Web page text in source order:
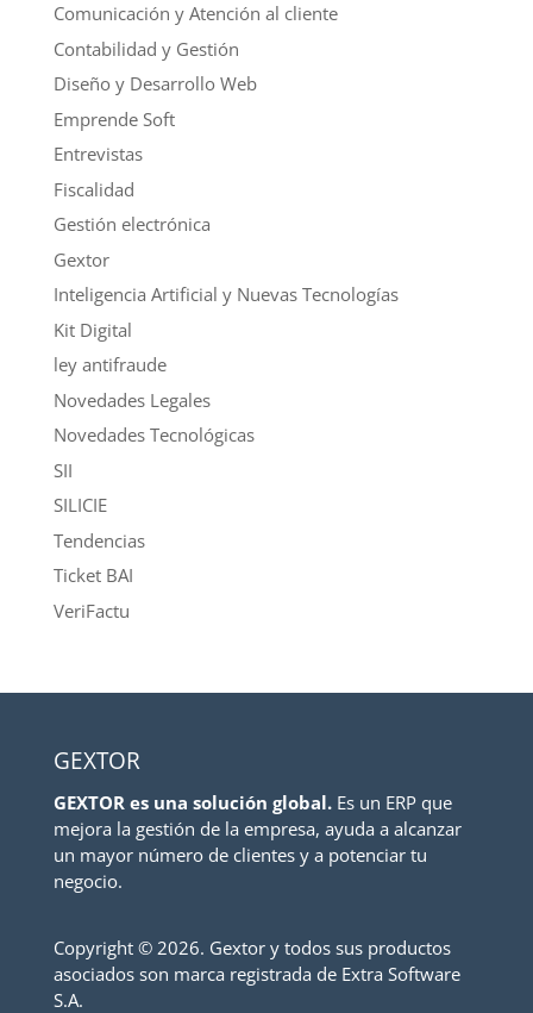
Comunicación y Atención al cliente
Contabilidad y Gestión
Diseño y Desarrollo Web
Emprende Soft
Entrevistas
Fiscalidad
Gestión electrónica
Gextor
Inteligencia Artificial y Nuevas Tecnologías
Kit Digital
ley antifraude
Novedades Legales
Novedades Tecnológicas
SII
SILICIE
Tendencias
Ticket BAI
VeriFactu
GEXTOR
GEXTOR es una solución global.Es un ERP que
mejora la gestión de la empresa, ayuda a alcanzar
un mayor número de clientes y a potenciar tu
negocio.
Copyright © 2026. Gextor y todos sus productos
asociados son marca registrada de Extra Software
S.A.